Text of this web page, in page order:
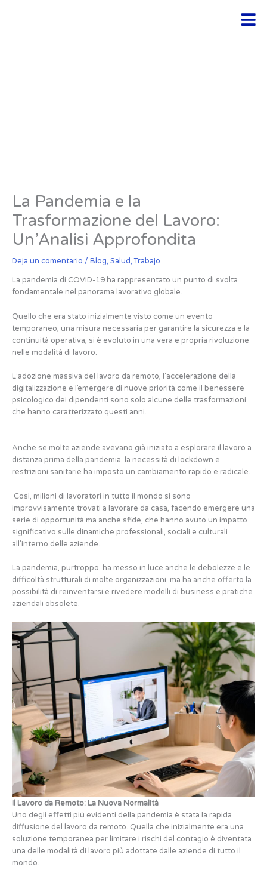
La Pandemia e la
Trasformazione del Lavoro:
Un’Analisi Approfondita
Deja un comentario / Blog, Salud,Trabajo
La pandemia di COVID-19 ha rappresentato un punto di svolta
fondamentale nel panorama lavorativo globale.
Quello che era stato inizialmente visto come un evento
temporaneo, una misura necessaria per garantire la sicurezza e la
continuità operativa, si è evoluto in una vera e propria rivoluzione
nelle modalità di lavoro.
L’adozione massiva del lavoro da remoto, l’accelerazione della
digitalizzazione e l’emergere di nuove priorità come il benessere
psicologico dei dipendenti sono solo alcune delle trasformazioni
che hanno caratterizzato questi anni.
Anche se molte aziende avevano già iniziato a esplorare il lavoro a
distanza prima della pandemia, la necessità di lockdown e
restrizioni sanitarie ha imposto un cambiamento rapido e radicale.
Così, milioni di lavoratori in tutto il mondo si sono
improvvisamente trovati a lavorare da casa, facendo emergere una
serie di opportunità ma anche sfide, che hanno avuto un impatto
significativo sulle dinamiche professionali, sociali e culturali
all’interno delle aziende.
La pandemia, purtroppo, ha messo in luce anche le debolezze e le
difficoltà strutturali di molte organizzazioni, ma ha anche offerto la
possibilità di reinventarsi e rivedere modelli di business e pratiche
aziendali obsolete.
Il Lavoro da Remoto: La Nuova Normalità
Uno degli effetti più evidenti della pandemia è stata la rapida
diffusione del lavoro da remoto. Quella che inizialmente era una
soluzione temporanea per limitare i rischi del contagio è diventata
una delle modalità di lavoro più adottate dalle aziende di tutto il
mondo.